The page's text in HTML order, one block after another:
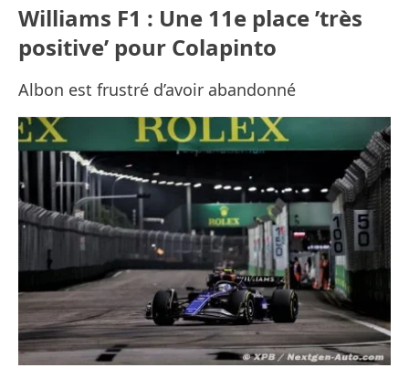
Williams F1 : Une 11e place ’très
positive’ pour Colapinto
Albon est frustré d’avoir abandonné